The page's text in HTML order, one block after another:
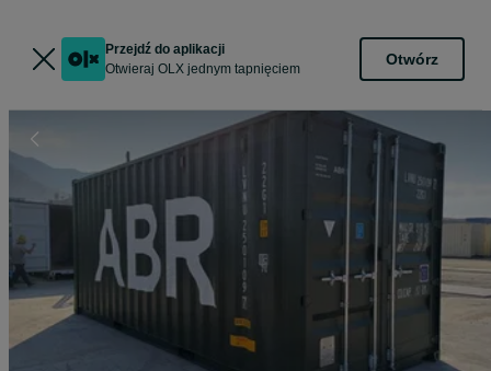
Przejdź do aplikacji
Otwieraj OLX jednym tapnięciem
Otwórz